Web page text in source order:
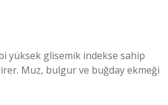
yüksek glisemik indekse sahip
Muz, bulgur ve buğday ekmeği